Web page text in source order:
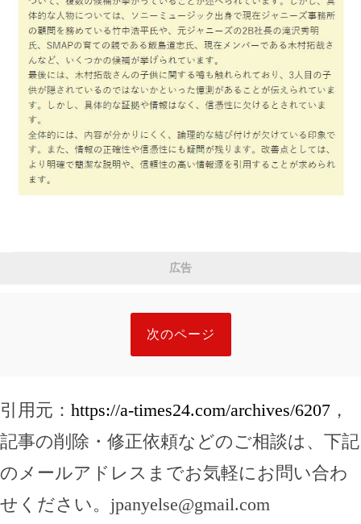
広告
次のページ
引用元： https://a-times24.com/archives/6207 ，
記事の削除・修正依頼などのご相談は、下記
のメールアドレスまでお気軽にお問い合わ
せください。 jpanyelse@gmail.com